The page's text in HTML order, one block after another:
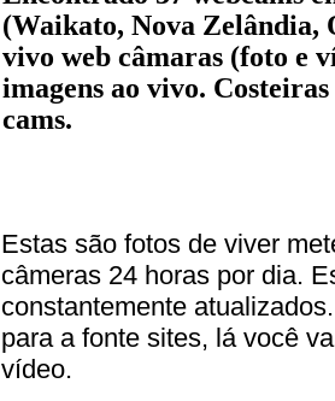
(Waikato, Nova Zelândia,
vivo web câmaras (foto e
imagens ao vivo.
cams.
Estas são fotos de viver
câmeras 24 horas por dia.
constantemente
para a fonte sites, lá você
vídeo.